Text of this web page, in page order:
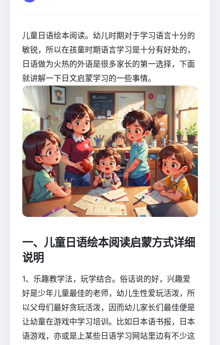
儿童日语绘本阅读。幼儿时期对于学习语言十分的
敏锐，所以在孩童时期语言学习是十分有好处的，
日语做为火热的外语是很多家长的第一选择，下面
就讲解一下日文启蒙学习的一些事情。
一、儿童日语绘本阅读启蒙方式详细
说明
1、乐趣教学法，玩学结合。俗话说的好，兴趣爱
好是少年儿童最佳的老师，幼儿生性爱玩活泼，所
以父母们最好贪玩活泼，因而幼儿家长们最佳便是
让幼童在游戏中学习培训。比如日本语书报，日本
语游戏，亦或是上某些日语学习网站里边有不少这